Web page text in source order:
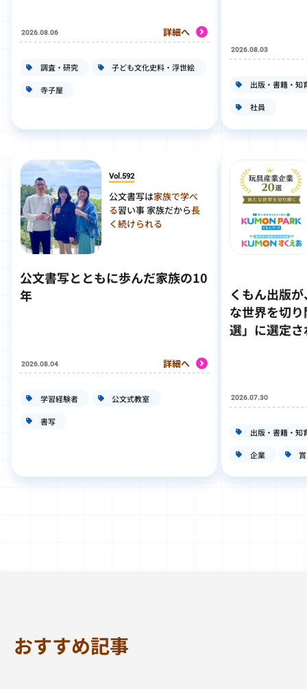
2026.08.06 詳細へ
調査・研究 子ども文化史料・浮世絵
寺子屋
Vol.592
公文書写は家族で学べ
る習い事 家族だから長
く続けられる
公文書写とともに歩んだ家族の10
年
2026.08.04 詳細へ
学習経験者 公文式教室
書写
2026.08.03
出版・書籍・知
社員
くもん出版
な世界を切
選」に選定
2026.07.30
出版・書籍・知
企業 賞
おすすめ記事